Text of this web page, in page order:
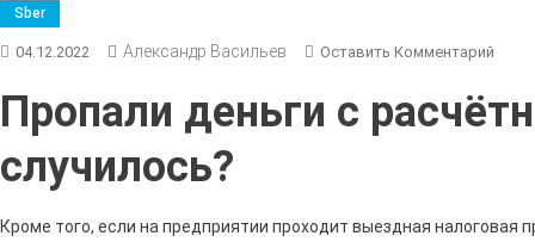
Sber
04.12.2022 Александр Васильев Оставить Комментарий
С
Пропали деньги с
случилось?
Кроме того, если на предприятии проходит выездная налоговая